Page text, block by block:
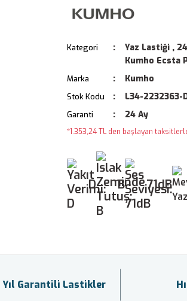
Kategori Yaz Lastiği ,
Kumho Ecsta
Marka Kumho
Stok Kodu L34-2232363-
Garanti 24 Ay
*1.353,24 TL den başlayan
D B 71dB
Yıl Garantili Lastikler